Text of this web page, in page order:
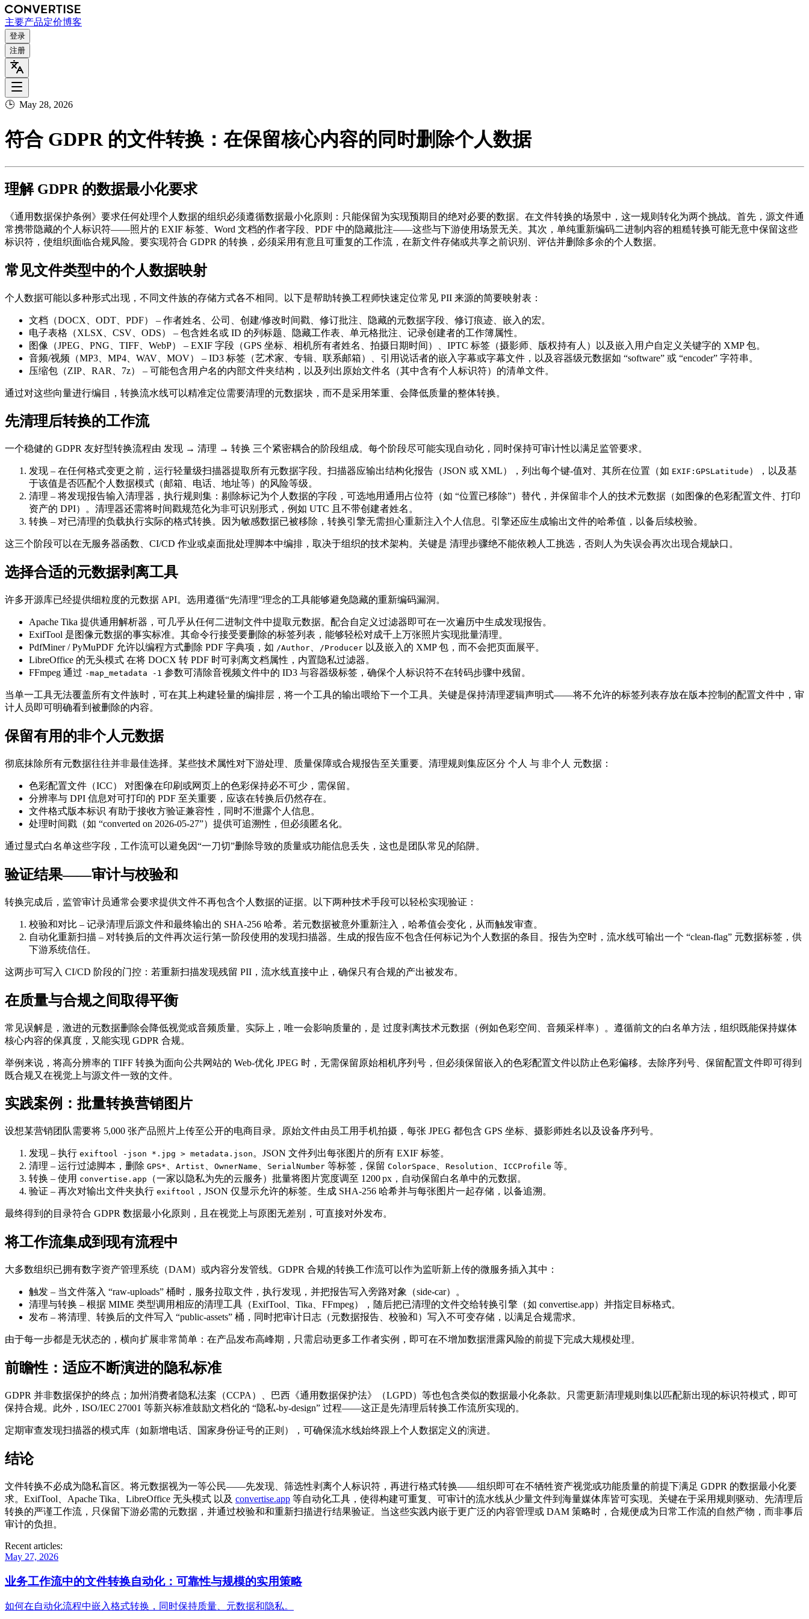
主要产品定价博客
登录
注册
🕒 May 28, 2026
符合 GDPR 的文件转换：在保留核心内容的同时删除个人数据
理解 GDPR 的数据最小化要求
《通用数据保护条例》要求任何处理个人数据的组织必须遵循数据最小化原则：只能保留为实现预期目的绝对必要的数据。在文件转换的场景中，这一规则转化为两个挑战。首先，源文件通
常携带隐藏的个人标识符——照片的 EXIF 标签、Word 文档的作者字段、PDF 中的隐藏批注——这些与下游使用场景无关。其次，单纯重新编码二进制内容的粗糙转换可能无意中保留这些
标识符，使组织面临合规风险。要实现符合 GDPR 的转换，必须采用有意且可重复的工作流，在新文件存储或共享之前识别、评估并删除多余的个人数据。
常见文件类型中的个人数据映射
个人数据可能以多种形式出现，不同文件族的存储方式各不相同。以下是帮助转换工程师快速定位常见 PII 来源的简要映射表：
文档（DOCX、ODT、PDF）
– 作者姓名、公司、创建/修改时间戳、修订批注、隐藏的元数据字段、修订痕迹、嵌入的宏。
电子表格（XLSX、CSV、ODS）
– 包含姓名或 ID 的列标题、隐藏工作表、单元格批注、记录创建者的工作簿属性。
图像（JPEG、PNG、TIFF、WebP）
– EXIF 字段（GPS 坐标、相机所有者姓名、拍摄日期时间）、IPTC 标签（摄影师、版权持有人）以及嵌入用户自定义关键字的 XMP 包。
音频/视频（MP3、MP4、WAV、MOV）
– ID3 标签（艺术家、专辑、联系邮箱）、引用说话者的嵌入字幕或字幕文件，以及容器级元数据如 “software” 或 “encoder” 字符串。
压缩包（ZIP、RAR、7z）
– 可能包含用户名的内部文件夹结构，以及列出原始文件名（其中含有个人标识符）的清单文件。
通过对这些向量进行编目，转换流水线可以精准定位需要清理的元数据块，而不是采用笨重、会降低质量的整体转换。
先清理后转换的工作流
一个稳健的 GDPR 友好型转换流程由 发现 → 清理 → 转换 三个紧密耦合的阶段组成。每个阶段尽可能实现自动化，同时保持可审计性以满足监管要求。
发现 – 在任何格式变更之前，运行轻量级扫描器提取所有元数据字段。扫描器应输出结构化报告（JSON 或 XML），列出每个键‑值对、其所在位置（如 EXIF:GPSLatitude ），以及基
于该值是否匹配个人数据模式（邮箱、电话、地址等）的风险等级。
清理 – 将发现报告输入清理器，执行规则集：剔除标记为个人数据的字段，可选地用通用占位符（如 “位置已移除”）替代，并保留非个人的技术元数据（如图像的色彩配置文件、打印
资产的 DPI）。清理器还需将时间戳规范化为非可识别形式，例如 UTC 且不带创建者姓名。
转换 – 对已清理的负载执行实际的格式转换。因为敏感数据已被移除，转换引擎无需担心重新注入个人信息。引擎还应生成输出文件的哈希值，以备后续校验。
这三个阶段可以在无服务器函数、CI/CD 作业或桌面批处理脚本中编排，取决于组织的技术架构。关键是 清理步骤绝不能依赖人工挑选 ，否则人为失误会再次出现合规缺口。
选择合适的元数据剥离工具
许多开源库已经提供细粒度的元数据 API。选用遵循“先清理”理念的工具能够避免隐藏的重新编码漏洞。
Apache Tika 提供通用解析器，可几乎从任何二进制文件中提取元数据。配合自定义过滤器即可在一次遍历中生成发现报告。
ExifTool 是图像元数据的事实标准。其命令行接受要删除的标签列表，能够轻松对成千上万张照片实现批量清理。
PdfMiner / PyMuPDF 允许以编程方式删除 PDF 字典项，如 /Author /Producer 以及嵌入的 XMP 包，而不会把页面展平。
LibreOffice 的无头模式 在将 DOCX 转 PDF 时可剥离文档属性，内置隐私过滤器。
FFmpeg 通过 -map_metadata -1 参数可清除音视频文件中的 ID3 与容器级标签，确保个人标识符不在转码步骤中残留。
当单一工具无法覆盖所有文件族时，可在其上构建轻量的编排层，将一个工具的输出喂给下一个工具。关键是保持清理逻辑声明式——将不允许的标签列表存放在版本控制的配置文件中，审
计人员即可明确看到被删除的内容。
保留有用的非个人元数据
彻底抹除所有元数据往往并非最佳选择。某些技术属性对下游处理、质量保障或合规报告至关重要。清理规则集应区分 个人 与 非个人 元数据：
色彩配置文件（ICC）
对图像在印刷或网页上的色彩保持必不可少，需保留。
分辨率与 DPI 信息对可打印的 PDF 至关重要，应该在转换后仍然存在。
文件格式版本标识 有助于接收方验证兼容性，同时不泄露个人信息。
处理时间戳 （如 “converted on 2026‑05‑27”）提供可追溯性，但必须匿名化。
通过显式白名单这些字段，工作流可以避免因“一刀切”删除导致的质量或功能信息丢失，这也是团队常见的陷阱。
验证结果——审计与校验和
转换完成后，监管审计员通常会要求提供文件不再包含个人数据的证据。以下两种技术手段可以轻松实现验证：
校验和对比 – 记录清理后源文件和最终输出的 SHA‑256 哈希。若元数据被意外重新注入，哈希值会变化，从而触发审查。
自动化重新扫描 – 对转换后的文件再次运行第一阶段使用的发现扫描器。生成的报告应不包含任何标记为个人数据的条目。报告为空时，流水线可输出一个 “clean‑flag” 元数据标签，供
下游系统信任。
这两步可写入 CI/CD 阶段的门控：若重新扫描发现残留 PII，流水线直接中止，确保只有合规的产出被发布。
在质量与合规之间取得平衡
常见误解是，激进的元数据删除会降低视觉或音频质量。实际上，唯一会影响质量的，是 过度剥离技术元数据 （例如色彩空间、音频采样率）。遵循前文的白名单方法，组织既能保持媒体
核心内容的保真度，又能实现 GDPR 合规。
举例来说，将高分辨率的 TIFF 转换为面向公共网站的 Web‑优化 JPEG 时，无需保留原始相机序列号，但必须保留嵌入的色彩配置文件以防止色彩偏移。去除序列号、保留配置文件即可得到
既合规又在视觉上与源文件一致的文件。
实践案例：批量转换营销图片
设想某营销团队需要将 5,000 张产品照片上传至公开的电商目录。原始文件由员工用手机拍摄，每张 JPEG 都包含 GPS 坐标、摄影师姓名以及设备序列号。
发现 – 执行 exiftool -json *.jpg > metadata.json 。JSON 文件列出每张图片的所有 EXIF 标签。
清理 – 运行过滤脚本，删除 GPS* Artist OwnerName SerialNumber 等标签，保留 ColorSpace Resolution ICCProfile 等。
转换 – 使用 convertise.app
（一家以隐私为先的云服务）批量将图片宽度调至 1200 px，自动保留白名单中的元数据。
验证 – 再次对输出文件夹执行 exiftool ，JSON 仅显示允许的标签。生成 SHA‑256 哈希并与每张图片一起存储，以备追溯。
最终得到的目录符合 GDPR 数据最小化原则，且在视觉上与原图无差别，可直接对外发布。
将工作流集成到现有流程中
大多数组织已拥有数字资产管理系统（DAM）或内容分发管线。GDPR 合规的转换工作流可以作为监听新上传的微服务插入其中：
触发 – 当文件落入 “raw‑uploads” 桶时，服务拉取文件，执行发现，并把报告写入旁路对象（side‑car）。
清理与转换 – 根据 MIME 类型调用相应的清理工具（ExifTool、Tika、FFmpeg），随后把已清理的文件交给转换引擎（如 convertise.app）并指定目标格式。
发布 – 将清理、转换后的文件写入 “public‑assets” 桶，同时把审计日志（元数据报告、校验和）写入不可变存储，以满足合规需求。
由于每一步都是无状态的，横向扩展非常简单：在产品发布高峰期，只需启动更多工作者实例，即可在不增加数据泄露风险的前提下完成大规模处理。
前瞻性：适应不断演进的隐私标准
GDPR 并非数据保护的终点；加州消费者隐私法案（CCPA）、巴西《通用数据保护法》（LGPD）等也包含类似的数据最小化条款。只需更新清理规则集以匹配新出现的标识符模式，即可
保持合规。此外，ISO/IEC 27001 等新兴标准鼓励文档化的 “隐私‑by‑design” 过程——这正是先清理后转换工作流所实现的。
定期审查发现扫描器的模式库（如新增电话、国家身份证号的正则），可确保流水线始终跟上个人数据定义的演进。
结论
文件转换不必成为隐私盲区。将元数据视为一等公民——先发现、筛选性剥离个人标识符，再进行格式转换——组织即可在不牺牲资产视觉或功能质量的前提下满足 GDPR 的数据最小化要
求。 ExifTool Apache Tika LibreOffice 无头模式 以及 convertise.app 等自动化工具，使得构建可重复、可审计的流水线从少量文件到海量媒体库皆可实现。关键在于采用规则驱动、先清理后
转换的严谨工作流，只保留下游必需的元数据，并通过校验和和重新扫描进行结果验证。当这些实践内嵌于更广泛的内容管理或 DAM 策略时，合规便成为日常工作流的自然产物，而非事后
审计的负担。
Recent articles:
May 27, 2026
业务工作流中的文件转换自动化：可靠性与规模的实用策略
如何在自动化流程中嵌入格式转换，同时保持质量、元数据和隐私。